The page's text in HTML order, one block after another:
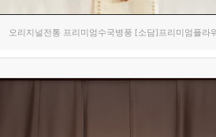
오리지널전통 프리미엄수국병풍 [소담]프리미엄플라